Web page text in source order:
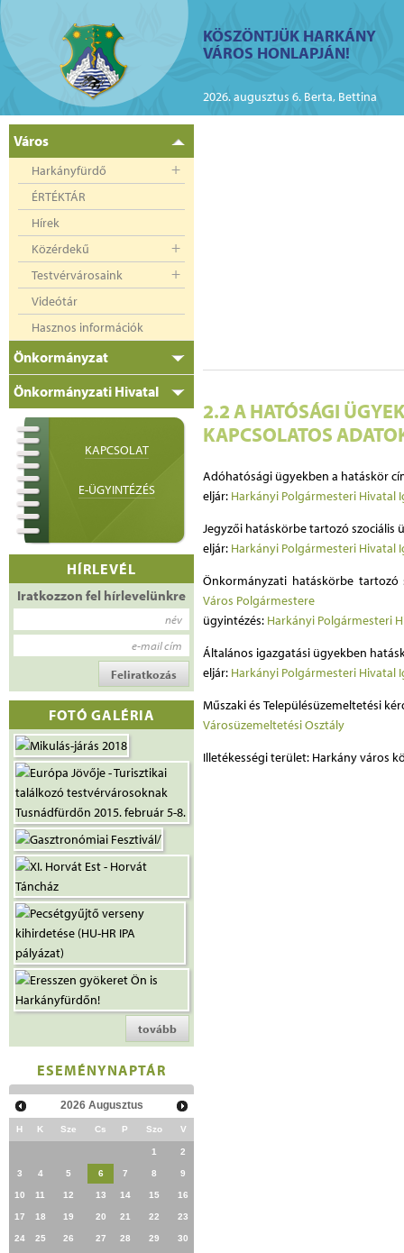
KÖSZÖNTJÜK HARKÁNY
VÁROS HONLAPJÁN!
2026. augusztus 6. Berta, Bettina
Város
Harkányfürdő
ÉRTÉKTÁR
Hírek
Közérdekű
Testvérvárosaink
Videótár
Hasznos információk
Önkormányzat
Önkormányzati Hivatal
KAPCSOLAT
E-ÜGYINTÉZÉS
HÍRLEVÉL
Iratkozzon fel hírlevelünkre
név
e-mail cím
FOTÓ GALÉRIA
tovább
ESEMÉNYNAPTÁR
2026 Augusztus
H K Sze Cs P Szo V
1 2
3 4 5 6 7 8 9
10 11 12 13 14 15 16
17 18 19 20 21 22 23
24 25 26 27 28 29 30
az elektromos
2.2 A HATÓSÁGI
KAPCSOLATOS
Adóhatósági ügyekben a hatáskör
eljár: Harkányi Polgármesteri Hivatal
Jegyzői hatáskörbe tartozó szociális
eljár: Harkányi Polgármesteri Hivatal
Önkormányzati hatáskörbe
Város Polgármestere
ügyintézés: Harkányi Polgármesteri
Általános igazgatási ügyekben
eljár: Harkányi Polgármesteri Hivatal
Műszaki és Településüzemeltetési
Városüzemeltetési Osztály
Illetékességi terület: Harkány város